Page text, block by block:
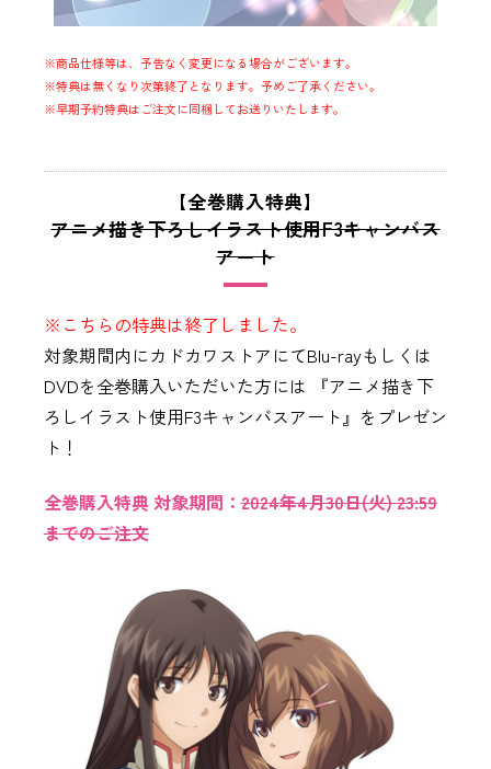
※商品仕様等は、予告なく変更になる場合がございます。
※特典は無くなり次第終了となります。予めご了承ください。
※早期予約特典はご注文に同梱してお送りいたします。
【全巻購入特典】
アニメ描き下ろしイラスト使用F3キャンバス
アート
※こちらの特典は終了しました。
対象期間内にカドカワストアにてBlu-rayもしくは
DVDを全巻購入いただいた方には 『アニメ描き下
ろしイラスト使用F3キャンバスアート』をプレゼン
ト！
全巻購入特典 対象期間：2024年4月30日(火) 23:59
までのご注文